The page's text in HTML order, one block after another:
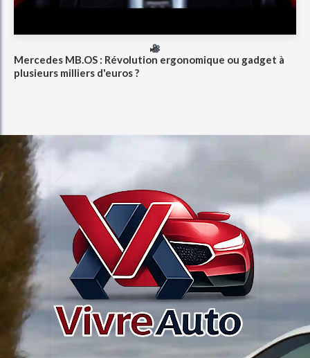
Mercedes MB.OS : Révolution ergonomique ou gadget à
plusieurs milliers d'euros ?